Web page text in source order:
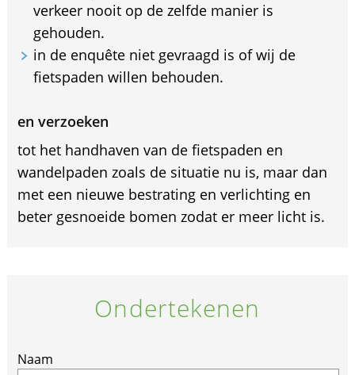
verkeer nooit op de zelfde manier is
gehouden.
in de enquête niet gevraagd is of wij de
fietspaden willen behouden.
en verzoeken
tot het handhaven van de fietspaden en
wandelpaden zoals de situatie nu is, maar dan
met een nieuwe bestrating en verlichting en
beter gesnoeide bomen zodat er meer licht is.
Ondertekenen
Naam